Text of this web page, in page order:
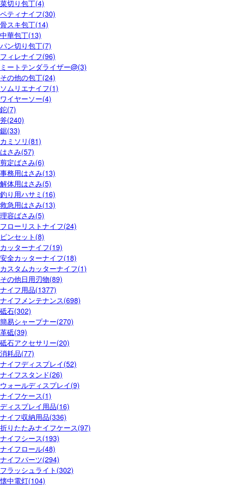
菜切り包丁(4)
ペティナイフ(30)
骨スキ包丁(14)
中華包丁(13)
パン切り包丁(7)
フィレナイフ(96)
ミートテンダライザー@(3)
その他の包丁(24)
ソムリエナイフ(1)
ワイヤーソー(4)
鉈(7)
斧(240)
鋸(33)
カミソリ(81)
はさみ(57)
剪定ばさみ(6)
事務用はさみ(13)
解体用はさみ(5)
釣り用ハサミ(16)
救急用はさみ(13)
理容ばさみ(5)
フローリストナイフ(24)
ピンセット(8)
カッターナイフ(19)
安全カッターナイフ(18)
カスタムカッターナイフ(1)
その他日用刃物(89)
ナイフ用品(1377)
ナイフメンテナンス(698)
砥石(302)
簡易シャープナー(270)
革砥(39)
砥石アクセサリー(20)
消耗品(77)
ナイフディスプレイ(52)
ナイフスタンド(26)
ウォールディスプレイ(9)
ナイフケース(1)
ディスプレイ用品(16)
ナイフ収納用品(336)
折りたたみナイフケース(97)
ナイフシース(193)
ナイフロール(48)
ナイフパーツ(294)
フラッシュライト(302)
懐中電灯(104)